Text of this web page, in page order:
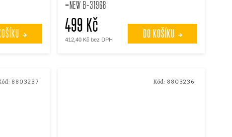
=NEW B-31968
412,40 Kč bez DPH
499 Kč DO KOŠÍKU
8803237 Kód: 8803236